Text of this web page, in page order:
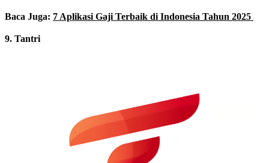
Baca Juga: 7 Aplikasi Gaji Terbaik di Indonesia Tahun 2025
9. Tantri